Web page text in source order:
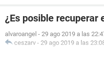
¿Es posible recuperar
alvaroangel - 29 ago 2019 a las
ceszarv - 29 ago 2019 a las